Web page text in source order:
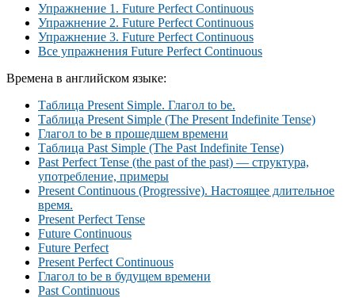
Упражнение 1. Future Perfect Continuous
Упражнение 2. Future Perfect Continuous
Упражнение 3. Future Perfect Continuous
Все упражнения Future Perfect Continuous
Времена в английском языке:
Таблица Present Simple. Глагол to be.
Таблица Present Simple (The Present Indefinite Tense)
Глагол to be в прошедшем времени
Таблица Past Simple (The Past Indefinite Tense)
Past Perfect Tense (the past of the past) — структура,
употребление, примеры
Present Continuous (Progressive). Настоящее длительное
время.
Present Perfect Tense
Future Continuous
Future Perfect
Present Perfect Continuous
Глагол to be в будущем времени
Past Continuous